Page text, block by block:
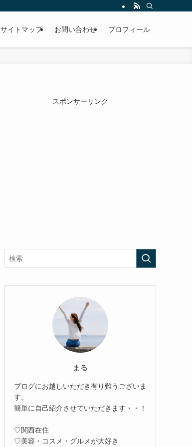
サイトマップ お問い合わせ プロフィール
スポンサーリンク
まる
ブログにお越しいただき有り難うございま
す。
簡単に自己紹介させていただきます・・！
♡関西在住
♡美容・コスメ・グルメが大好き